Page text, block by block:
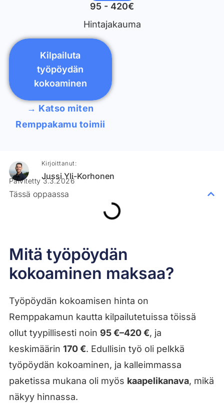
95 - 420€
Hintajakauma
Kilpailuta
työpöydän
kokoaminen
→ Katso miten
Remppakamu toimii
Mitä työpöydän
kokoaminen maksaa?
Työpöydän kokoamisen hinta on
Remppakamun kautta kilpailutetuissa töissä
ollut tyypillisesti noin 95 €–420 €, ja
keskimäärin 170 €. Edullisin työ oli pelkkä
työpöydän kokoaminen, ja kalleimmassa
paketissa mukana oli myös kaapelikanava, mikä
näkyy hinnassa.
Kirjoittanut:
Jussi Yli-Korhonen
Päivitetty 3.3.2026
Tässä oppaassa